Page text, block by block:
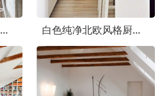
乡村美式工业风格厨房吧台图片 白色纯净北欧风格厨房吧台设计